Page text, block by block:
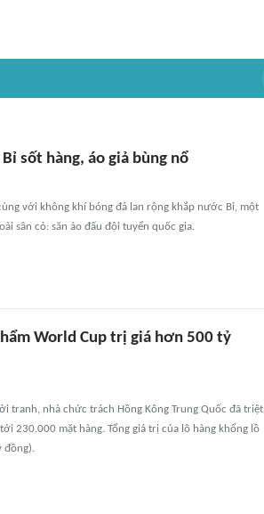
sốt hàng, áo giả bùng nổ
với không khí bóng đá lan rộng khắp nước Bỉ, một
sân cỏ: săn áo đấu đội tuyển quốc gia.
World Cup trị giá hơn 500 tỷ
tranh, nhà chức trách Hồng Kông Trung Quốc đã triệt
230.000 mặt hàng. Tổng giá trị của lô hàng khổng lồ
đồng).